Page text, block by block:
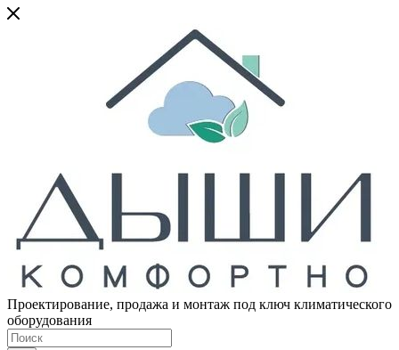
Проектирование, продажа и монтаж под ключ климатического
оборудования